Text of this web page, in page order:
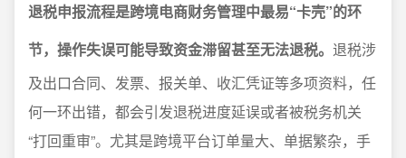
退税申报流程是跨境电商财务管理中最易“卡壳”的环
节，操作失误可能导致资金滞留甚至无法退税。 退税涉
及出口合同、发票、报关单、收汇凭证等多项资料，任
何一环出错，都会引发退税进度延误或者被税务机关
“打回重审”。尤其是跨境平台订单量大、单据繁杂，手